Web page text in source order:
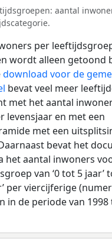
aantal
per
wordt alleen getoond
download voor de
bevat veel meer
met het aantal
levensjaar en met een
met een
bevat het
het aantal inwoners
van ‘0 tot 5 jaar’
per viercijferige
in de periode van